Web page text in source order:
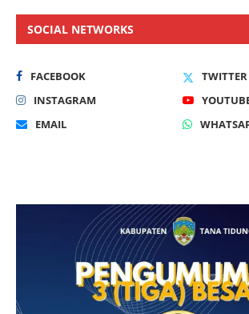
SOCIAL NETWORKS
FACEBOOK
TWITTER
INSTAGRAM
EMAIL